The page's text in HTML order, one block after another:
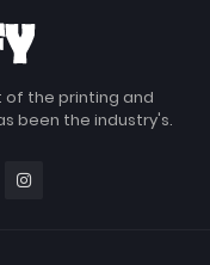
of the printing and
been the industry's.